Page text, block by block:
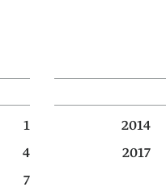
2014
2017
1
4
7